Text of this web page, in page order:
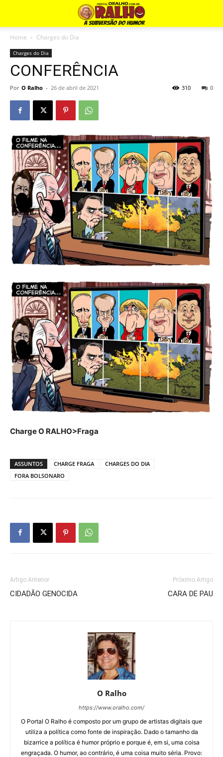
Home Charges do Dia
Charges do Dia
CONFERÊNCIA
Por O Ralho - 26 de abril de 2021 0
310
Charge O RALHO>Fraga
ASSUNTOS CHARGE FRAGA
CHARGES DO DIA
FORA BOLSONARO
Artigo Anterior
CIDADÃO GENOCIDA
Próximo Artigo
CARA DE PAU
O Ralho
https://www.oralho.com/
O Portal O Ralho é composto por um grupo de artistas digitais que
utiliza a política como fonte de inspiração. Dado o tamanho da
bizarrice a política é humor próprio e porque é, em si, uma coisa
engraçada. O humor, ao contrário, é uma coisa muito séria. Provo: